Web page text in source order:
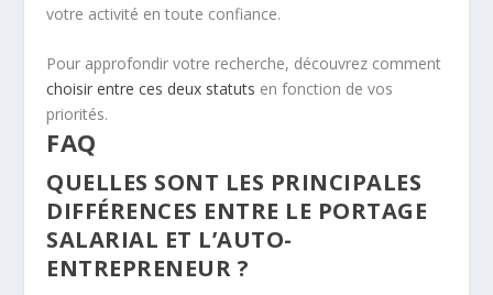
votre activité en toute confiance.
Pour approfondir votre recherche, découvrez comment
choisir entre ces deux statuts en fonction de vos
priorités.
FAQ
QUELLES SONT LES PRINCIPALES
DIFFÉRENCES ENTRE LE PORTAGE
SALARIAL ET L’AUTO-
ENTREPRENEUR ?